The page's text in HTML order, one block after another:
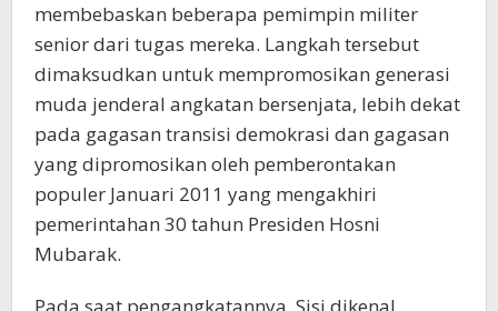
membebaskan beberapa pemimpin militer
senior dari tugas mereka. Langkah tersebut
dimaksudkan untuk mempromosikan generasi
muda jenderal angkatan bersenjata, lebih dekat
pada gagasan transisi demokrasi dan gagasan
yang dipromosikan oleh pemberontakan
populer Januari 2011 yang mengakhiri
pemerintahan 30 tahun Presiden Hosni
Mubarak.